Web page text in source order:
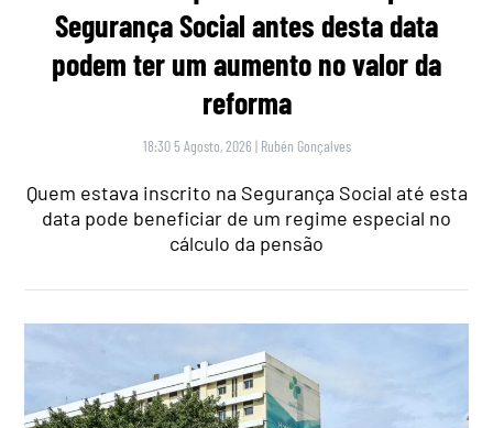
Segurança Social antes desta data
podem ter um aumento no valor da
reforma
18:30 5 Agosto, 2026 | Rubén Gonçalves
Quem estava inscrito na Segurança Social até esta
data pode beneficiar de um regime especial no
cálculo da pensão